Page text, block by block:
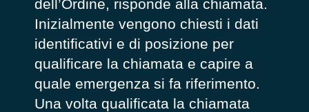
dell’Ordine, risponde alla chiamata.
Inizialmente vengono chiesti i dati
identificativi e di posizione per
qualificare la chiamata e capire a
quale emergenza si fa riferimento.
Una volta qualificata la chiamata